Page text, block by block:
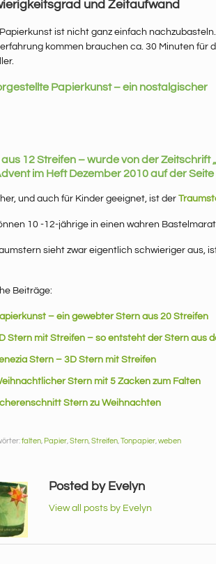
und Zeitaufwand
ist nicht ganz einfach
kommen brauchen ca. 30 Minuten
Papierkunst – ein nostalgischer
12 Streifen – wurde von der
im Heft Dezember 2010 auf der
und auch für Kinder geeignet, ist der
10 -12-jährige in einen wahren
sieht zwar eigentlich schwieriger aus,
Beiträge:
– ein gewebter Stern aus 20 Streifen
Stern mit Streifen – so entsteht der Stern aus
Stern – 3D Stern mit Streifen
Stern mit 5 Zacken zum Falten
Stern zu Weihnachten
falten, Papier,Stern,Streifen, Tonpapier,weben
Posted by Evelyn
View all posts by Evelyn